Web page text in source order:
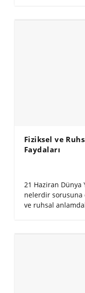
Fiziksel ve
Faydaları
21 Haziran Dünya
nelerdir sorusuna
ve ruhsal